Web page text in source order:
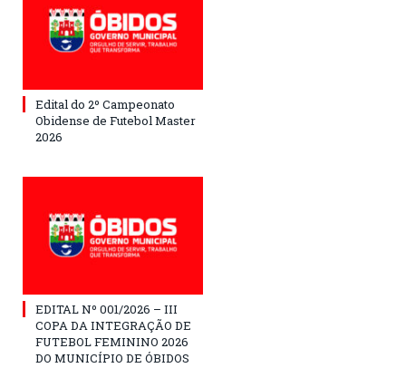
Edital do 2º Campeonato
Obidense de Futebol Master
2026
EDITAL Nº 001/2026 – III
COPA DA INTEGRAÇÃO DE
FUTEBOL FEMININO 2026
DO MUNICÍPIO DE ÓBIDOS